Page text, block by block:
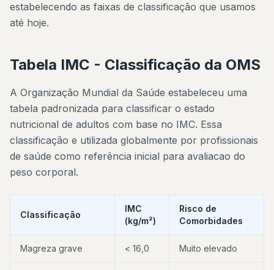
estabelecendo as faixas de classificação que usamos
até hoje.
Tabela IMC - Classificação da OMS
A Organização Mundial da Saúde estabeleceu uma
tabela padronizada para classificar o estado
nutricional de adultos com base no IMC. Essa
classificação e utilizada globalmente por profissionais
de saúde como referência inicial para avaliacao do
peso corporal.
Classificação
IMC
(kg/m²)
Risco de
Comorbidades
Magreza grave < 16,0 Muito elevado